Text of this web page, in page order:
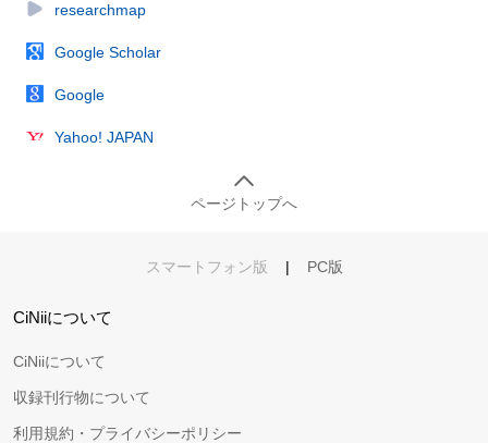
researchmap
Google Scholar
Google
Yahoo! JAPAN
ページトップへ
スマートフォン版 | PC版
CiNiiについて
CiNiiについて
収録刊行物について
利用規約・プライバシーポリシー